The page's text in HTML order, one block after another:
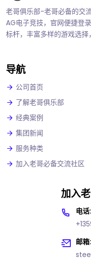
老哥俱乐部-老哥必备的交
AG电子竞技，官网便捷登
标杆，丰富多样的游戏选择
导航
公司首页
了解老哥俱乐部
经典案例
集团新闻
服务种类
加入老哥必备交流社区
加入
电话:
邮箱: